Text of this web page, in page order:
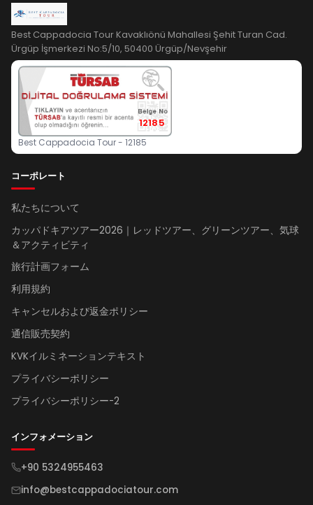
Best Cappadocia Tour Kavaklıönü Mahallesi Şehit Turan Cad.
Ürgüp İşmerkezi No:5/10, 50400 Ürgüp/Nevşehir
12185
Best Cappadocia Tour - 12185
コーポレート
私たちについて
カッパドキアツアー2026｜レッドツアー、グリーンツアー、気球
＆アクティビティ
旅行計画フォーム
利用規約
キャンセルおよび返金ポリシー
通信販売契約
KVKイルミネーションテキスト
プライバシーポリシー
プライバシーポリシー-2
インフォメーション
+90 5324955463
info@bestcappadociatour.com